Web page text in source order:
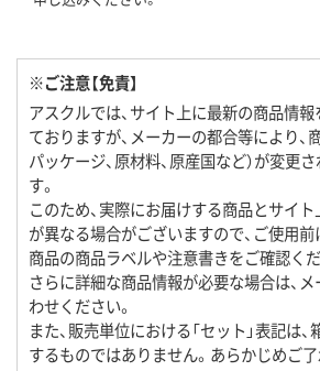
※ご注意【免責】
アスクルでは、サイト上に最新の商品情
ておりますが、メーカーの都合等により、商
パッケージ、原材料、原産国など）が変更
す。
このため、実際にお届けする商品とサイ
が異なる場合がございますので、ご使用
商品の商品ラベルや注意書きをご確認くだ
さらに詳細な商品情報が必要な場合は、
わせください。
また、販売単位における「セット」表記は
するものではありません。あらかじめご了